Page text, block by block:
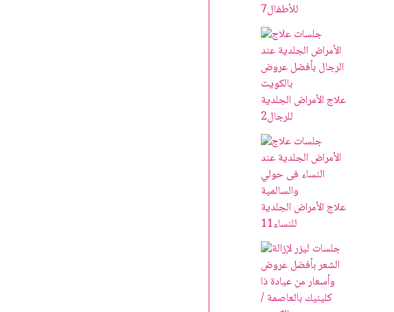
للأطفال7
علاج الأمراض الجلدية
للرجال2
علاج الأمراض الجلدية
للنساء11